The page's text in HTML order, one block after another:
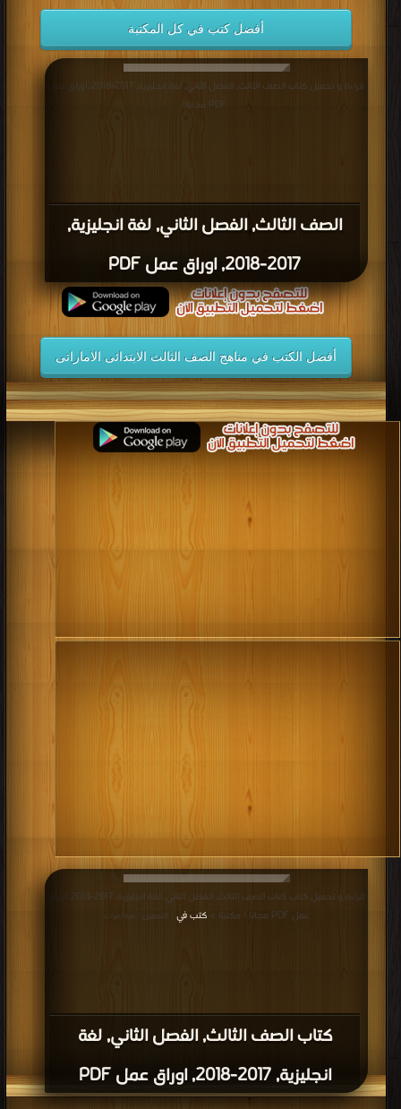
أفضل كتب في كل المكتبة
الصف الثالث, الفصل الثاني, لغة انجليزية,
2017-2018, اوراق عمل PDF
قراءة و تحميل كتاب الصف الثالث, الفصل الثاني, لغة انجليزية, 2017-2018, اوراق عمل
PDF مجانا
أفضل الكتب في مناهج الصف الثالث الابتدائى الاماراتى
كتاب الصف الثالث, الفصل الثاني, لغة
انجليزية, 2017-2018, اوراق عمل PDF
عمل PDF مجانا | مكتبة >
كتب في | التحميل : مرة/مرات